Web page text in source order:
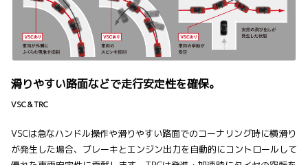
滑りやすい路面などで走行安定性を確保。
VSC＆TRC
VSCは急なハンドル操作や滑りやすい路面でのコーナリング時に横滑り
が発生した場合、ブレーキとエンジン出力を自動的にコントロールして